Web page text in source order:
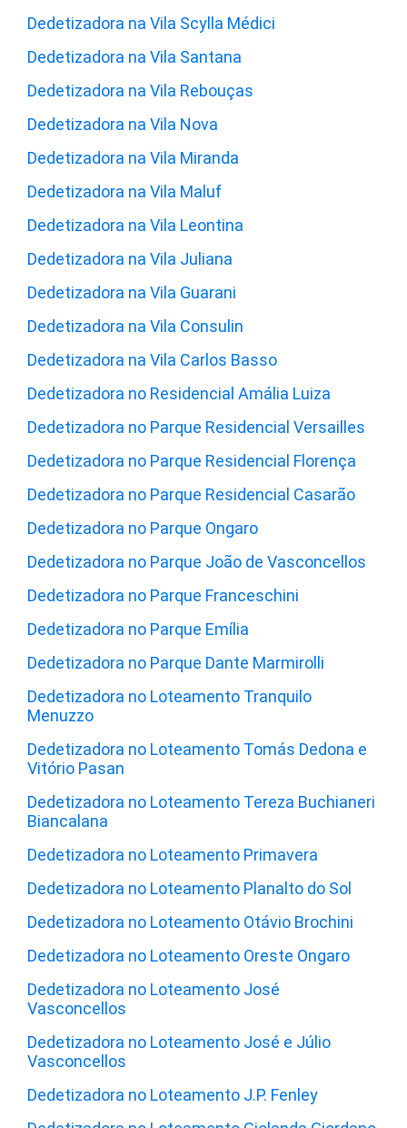
Dedetizadora na Vila Scylla Médici
Dedetizadora na Vila Santana
Dedetizadora na Vila Rebouças
Dedetizadora na Vila Nova
Dedetizadora na Vila Miranda
Dedetizadora na Vila Maluf
Dedetizadora na Vila Leontina
Dedetizadora na Vila Juliana
Dedetizadora na Vila Guarani
Dedetizadora na Vila Consulin
Dedetizadora na Vila Carlos Basso
Dedetizadora no Residencial Amália Luiza
Dedetizadora no Parque Residencial Versailles
Dedetizadora no Parque Residencial Florença
Dedetizadora no Parque Residencial Casarão
Dedetizadora no Parque Ongaro
Dedetizadora no Parque João de Vasconcellos
Dedetizadora no Parque Franceschini
Dedetizadora no Parque Emília
Dedetizadora no Parque Dante Marmirolli
Dedetizadora no Loteamento Tranquilo
Menuzzo
Dedetizadora no Loteamento Tomás Dedona e
Vitório Pasan
Dedetizadora no Loteamento Tereza Buchianeri
Biancalana
Dedetizadora no Loteamento Primavera
Dedetizadora no Loteamento Planalto do Sol
Dedetizadora no Loteamento Otávio Brochini
Dedetizadora no Loteamento Oreste Ongaro
Dedetizadora no Loteamento José
Vasconcellos
Dedetizadora no Loteamento José e Júlio
Vasconcellos
Dedetizadora no Loteamento J.P. Fenley